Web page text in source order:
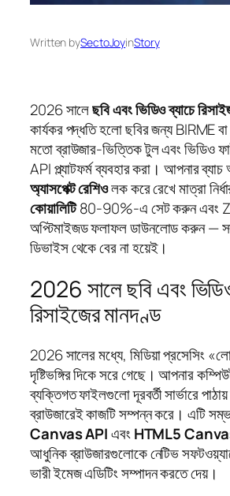
Written bySectoJoyinStory
2026 সালেছবি এবং ভিডিও ব্যাচে
কার্যকর পদ্ধতি হলো ছবির জন্য BIRME
মতো ব্রাউজার-ভিত্তিক টুল এবং ভিডিও
API প্ল্যাটফর্ম ব্যবহার করা। আপনার
অ্যাসপেক্ট রেশিওলক করে রেখে মাত্রা
কোয়ালিটি80-90%-এ সেট করুন এবং
অপ্টিমাইজড ফলাফল ডাউনলোড করুন —
ডিভাইস থেকে বের না হয়েই।
2026 সালে ছবি এবং
রিসাইজের মানদণ্ড
2026 সালের মধ্যে, মিডিয়া প্রসেসিং
দৃষ্টিভঙ্গির দিকে সরে গেছে। আপনার
ব্যক্তিগত ফাইলগুলো দূরবর্তী সার্ভারে
ব্রাউজারেই কাজটি সম্পন্ন করে। এটি
Canvas APIএবংHTML5
আধুনিক ব্রাউজারগুলোকে নেটিভ
ভারী ইমেজ এডিটিং সম্পাদন করতে দেয়।